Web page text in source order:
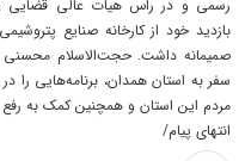
رسمی و در راس هیات عالی قضایی
بازدید خود از کارخانه صنایع
صمیمانه داشت. حجت‌الاسلام محسنی
سفر به استان همدان، برنامه‌هایی
مردم این استان و همچنین کمک به رفع
انتهای پیام/